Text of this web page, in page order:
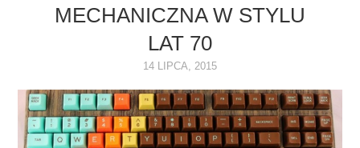
NAPĘDY
OPROGRAMOWANIE
INTERNET
MECHANICZNA W STYLU
LAT 70
14 LIPCA, 2015